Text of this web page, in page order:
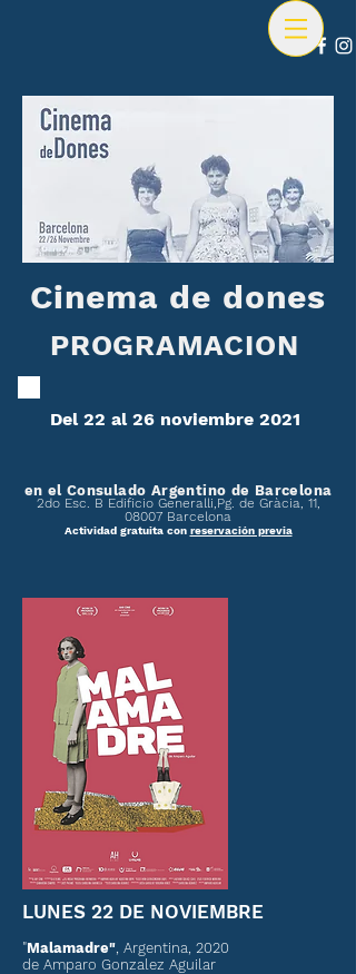
Cinema de dones
PROGRAMACION
Del 22 al 26 noviembre 2021
en el Consulado Argentino de Barcelona
2do Esc. B Edificio Generalli,Pg. de Gràcia, 11,
08007 Barcelona
Actividad gratuita con reservación previa
LUNES 22 DE NOVIEMBRE
"Malamadre", Argentina, 2020
de Amparo Gonzalez Aguilar